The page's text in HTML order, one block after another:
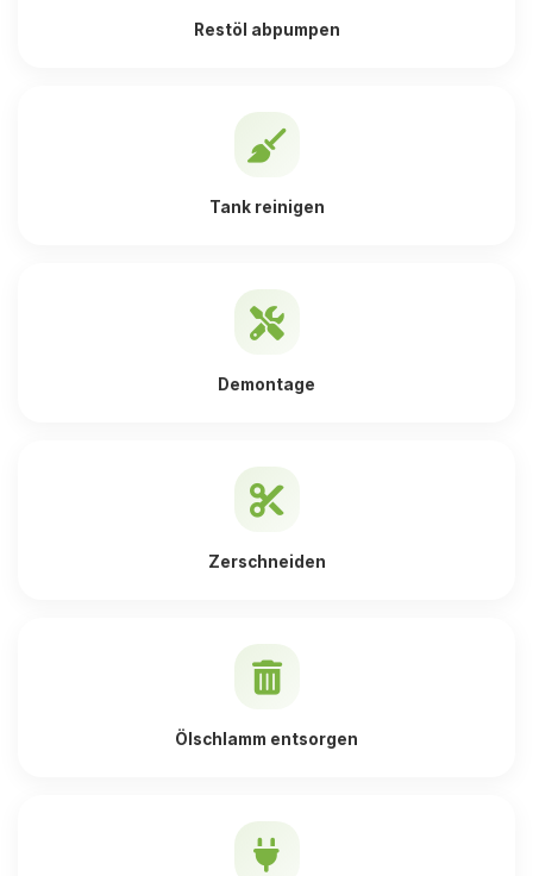
Restöl abpumpen
Tank reinigen
Demontage
Zerschneiden
Ölschlamm entsorgen